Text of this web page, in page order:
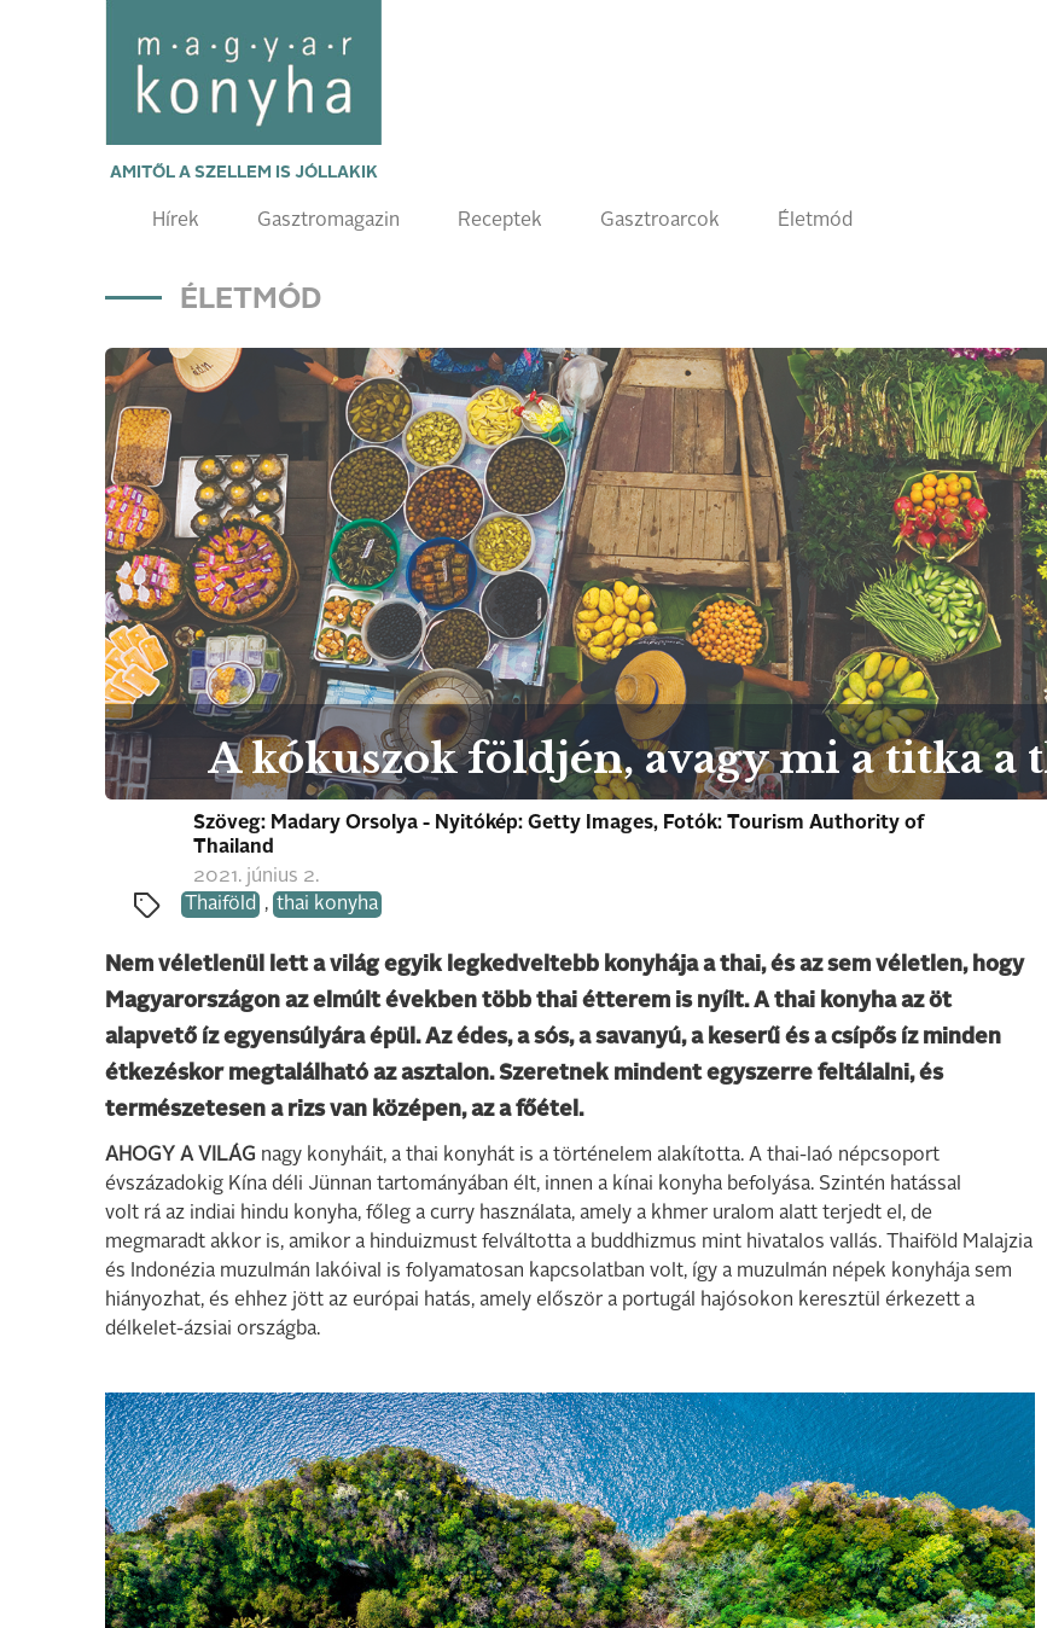
AMITŐL A SZELLEM IS JÓLLAKIK
Hírek Gasztromagazin Receptek Gasztroarcok Életmód
ÉLETMÓD
A kókuszok földjén, avagy mi a titka a
Szöveg: Madary Orsolya - Nyitókép: Getty Images, Fotók: Tourism Authority of
Thailand
2021. június 2.
Thaiföld
, thai konyha
Nem véletlenül lett a világ egyik legkedveltebb konyhája a thai, és az sem véletlen, hogy
Magyarországon az elmúlt években több thai étterem is nyílt. A thai konyha az öt
alapvető íz egyensúlyára épül. Az édes, a sós, a savanyú, a keserű és a csípős íz minden
étkezéskor megtalálható az asztalon. Szeretnek mindent egyszerre feltálalni, és
természetesen a rizs van középen, az a főétel.
AHOGY A VILÁG nagy konyháit, a thai konyhát is a történelem alakította. A thai-laó népcsoport
évszázadokig Kína déli Jünnan tartományában élt, innen a kínai konyha befolyása. Szintén hatással
volt rá az indiai hindu konyha, főleg a curry használata, amely a khmer uralom alatt terjedt el, de
megmaradt akkor is, amikor a hinduizmust felváltotta a buddhizmus mint hivatalos vallás. Thaiföld Malajzia
és Indonézia muzulmán lakóival is folyamatosan kapcsolatban volt, így a muzulmán népek konyhája sem
hiányozhat, és ehhez jött az európai hatás, amely először a portugál hajósokon keresztül érkezett a
délkelet-ázsiai országba.